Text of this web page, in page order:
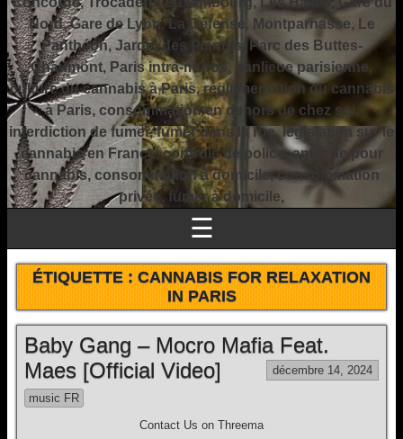
Nord, Gare de Lyon, La Défense, Montparnasse, Le
Panthéon, Jardin des Plantes, Parc des Buttes-
Chaumont, Paris intra-muros, banlieue parisienne,
culture du cannabis à Paris, réglementation du cannabis
à Paris, consommation en dehors de chez soi,
interdiction de fumer, fumer dans la rue, législation sur le
cannabis en France, contrôle de police, amende pour
cannabis, consommation à domicile, consommation
privée, fumer à domicile,
☰
ÉTIQUETTE :CANNABIS FOR RELAXATION
IN PARIS
Baby Gang – Mocro Mafia Feat.
Maes [Official Video]
décembre 14, 2024
music FR
Contact Us on Threema